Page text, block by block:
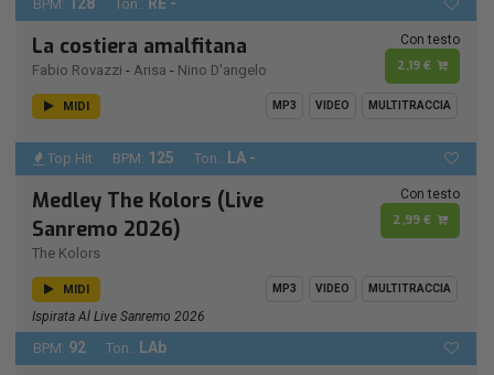
BPM: Ton.:
La costiera amalfitana
Fabio Rovazzi - Arisa - Nino D'angelo
Con testo
2,19 €
MIDI MP3 VIDEO MULTITRACCIA
Top Hit BPM: 125 Ton.: LA -
Medley The Kolors (Live
Sanremo 2026)
The Kolors
Con testo
2,99 €
MIDI MP3 VIDEO MULTITRACCIA
Ispirata Al Live Sanremo 2026
BPM: 92 Ton.: LAb